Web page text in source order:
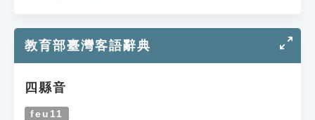
教育部臺灣客語辭典
四縣音
feu11